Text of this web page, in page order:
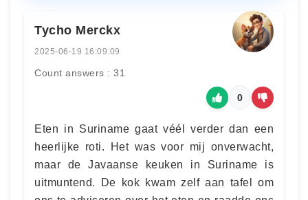
Tycho Merckx
2025-06-19 16:09:09
Count answers : 31
0
Eten in Suriname gaat véél verder dan een
heerlijke roti. Het was voor mij onverwacht,
maar de Javaanse keuken in Suriname is
uitmuntend. De kok kwam zelf aan tafel om